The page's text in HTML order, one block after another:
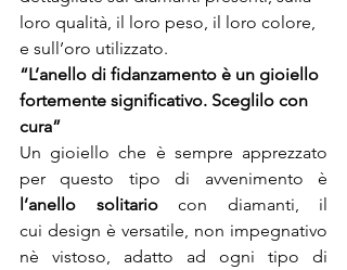
loro qualità, il loro peso, il loro colore,
e sull’oro utilizzato.
“L’anello di fidanzamento è un gioiello
fortemente significativo. Sceglilo con
cura”
Un gioiello che è sempre apprezzato
per questo tipo di avvenimento è
l’anello solitario con diamanti, il
cui design è versatile, non impegnativo
nè vistoso, adatto ad ogni tipo di